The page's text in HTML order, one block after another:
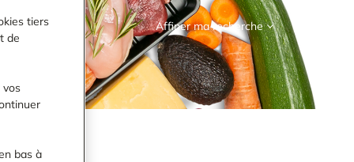
Affiner ma recherche
tiers
de
vos
bas à